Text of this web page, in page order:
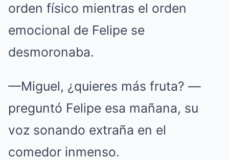
orden físico mientras el orden
emocional de Felipe se
desmoronaba.
—Miguel, ¿quieres más fruta? —
preguntó Felipe esa mañana, su
voz sonando extraña en el
comedor inmenso.